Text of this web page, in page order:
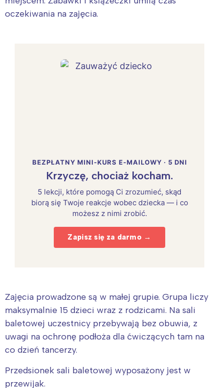
oczekiwania na zajęcia.
BEZPŁATNY MINI-KURS E-MAILOWY · 5 DNI
Krzyczę, chociaż kocham.
5 lekcji, które pomogą Ci zrozumieć, skąd
biorą się Twoje reakcje wobec dziecka — i co
możesz z nimi zrobić.
Zapisz się za darmo →
Zajęcia prowadzone są w małej grupie. Grupa liczy
maksymalnie 15 dzieci wraz z rodzicami. Na sali
baletowej uczestnicy przebywają bez obuwia, z
uwagi na ochronę podłoża dla ćwiczących tam na
co dzień tancerzy.
Przedsionek sali baletowej wyposażony jest w
przewijak.